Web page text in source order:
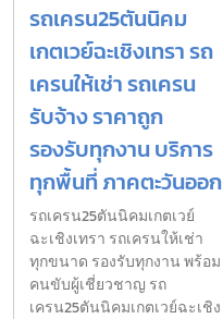
รถเครน25ตันนิคม
เกตเวย์ฉะเชิงเทรา รถ
เครนให้เช่า รถเครน
รับจ้าง ราคาถูก
รองรับทุกงาน บริการ
ทุกพื้นที่ ภาคตะวันออก
รถเครน25ตันนิคมเกตเวย์
ฉะเชิงเทรา รถเครนให้เช่า
ทุกขนาด รองรับทุกงาน พร้อม
คนขับผู้เชี่ยวชาญ รถ
เครน25ตันนิคมเกตเวย์ฉะเชิง